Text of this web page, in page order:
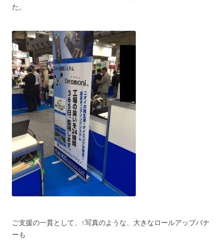
た。
ご支援の一貫として、↑写真のような、大きなロールアップバナ
ーも